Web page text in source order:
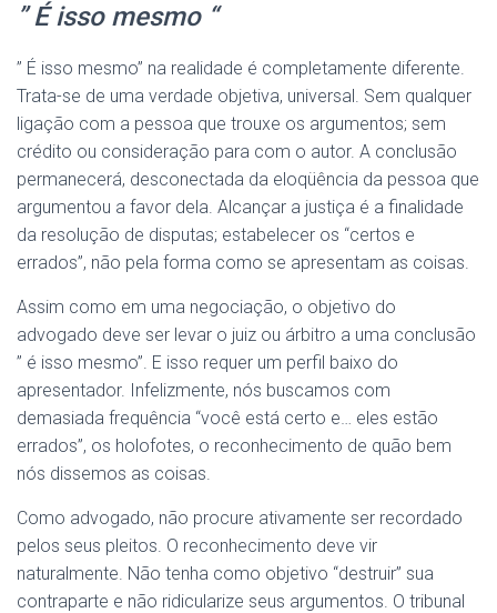
” É isso mesmo “
” É isso mesmo” na realidade é completamente diferente.
Trata-se de uma verdade objetiva, universal. Sem qualquer
ligação com a pessoa que trouxe os argumentos; sem
crédito ou consideração para com o autor. A conclusão
permanecerá, desconectada da eloqüência da pessoa que
argumentou a favor dela. Alcançar a justiça é a finalidade
da resolução de disputas; estabelecer os “certos e
errados”, não pela forma como se apresentam as coisas.
Assim como em uma negociação, o objetivo do
advogado deve ser levar o juiz ou árbitro a uma conclusão
” é isso mesmo”. E isso requer um perfil baixo do
apresentador. Infelizmente, nós buscamos com
demasiada frequência “você está certo e… eles estão
errados”, os holofotes, o reconhecimento de quão bem
nós dissemos as coisas.
Como advogado, não procure ativamente ser recordado
pelos seus pleitos. O reconhecimento deve vir
naturalmente. Não tenha como objetivo “destruir” sua
contraparte e não ridicularize seus argumentos. O tribunal